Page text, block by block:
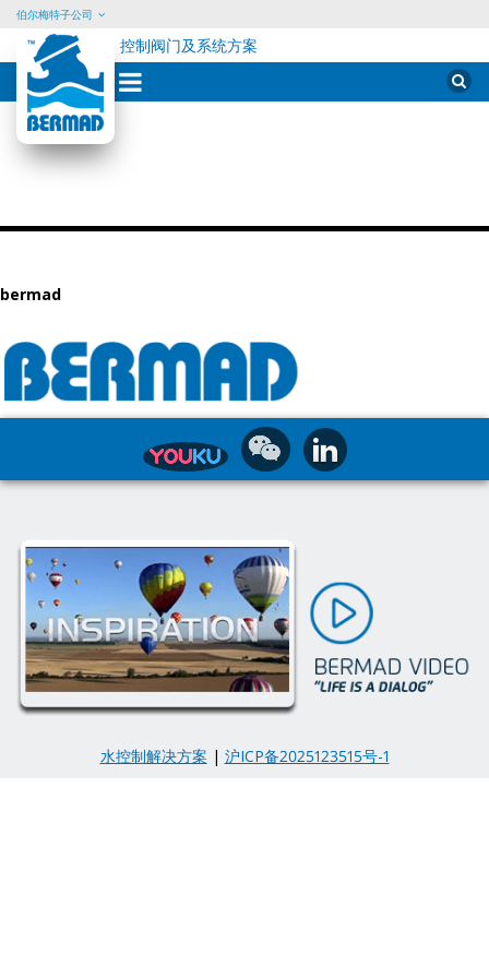
Skip
to
content
伯尔梅特子公司
控制阀门及系统方案
for:
bermad
水控制解决方案 | 沪ICP备2025123515号-1